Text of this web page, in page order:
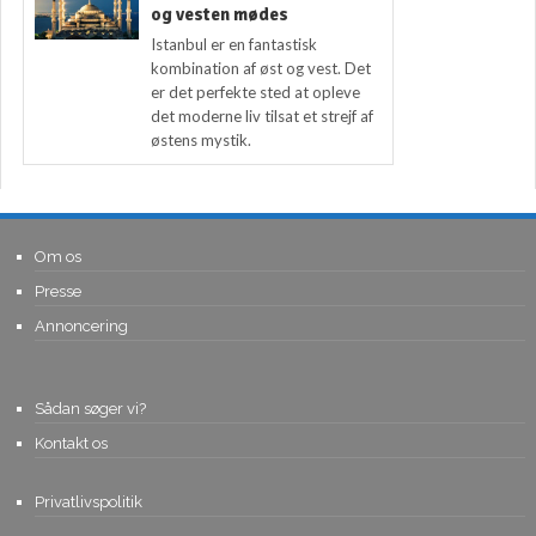
og vesten mødes
Istanbul er en fantastisk
kombination af øst og vest. Det
er det perfekte sted at opleve
det moderne liv tilsat et strejf af
østens mystik.
Om os
Presse
Annoncering
Sådan søger vi?
Kontakt os
Privatlivspolitik